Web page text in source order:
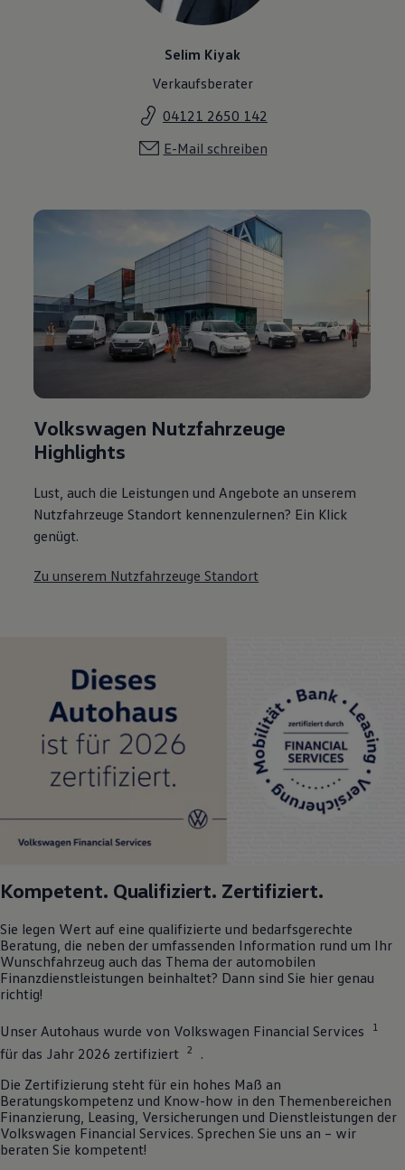
Selim Kiyak
Verkaufsberater
04121 2650 142
E-Mail schreiben
Volkswagen Nutzfahrzeuge
Highlights
Lust, auch die Leistungen und Angebote an unserem
Nutzfahrzeuge Standort kennenzulernen? Ein Klick
genügt.
Zu unserem Nutzfahrzeuge Standort
Kompetent. Qualifiziert. Zertifiziert.
Sie legen Wert auf eine qualifizierte und bedarfsgerechte
Beratung, die neben der umfassenden Information rund um Ihr
Wunschfahrzeug auch das Thema der automobilen
Finanzdienstleistungen beinhaltet? Dann sind Sie hier genau
richtig!
Unser Autohaus wurde von Volkswagen Financial Services 1
für das Jahr 2026 zertifiziert 2
.
Die Zertifizierung steht für ein hohes Maß an
Beratungskompetenz und Know-how in den Themenbereichen
Finanzierung, Leasing, Versicherungen und Dienstleistungen der
Volkswagen Financial Services. Sprechen Sie uns an – wir
beraten Sie kompetent!